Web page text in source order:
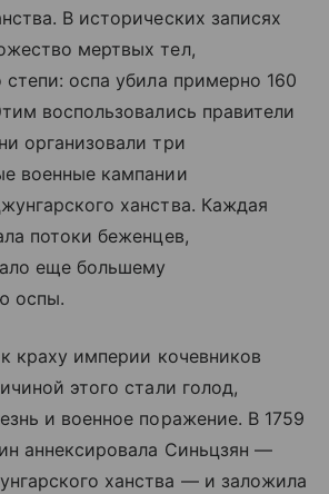
В исторических записях
мертвых тел,
оспа убила примерно 160
воспользовались правители
организовали три
военные кампании
ханства. Каждая
потоки беженцев,
еще большему
оспы.
краху империи кочевников
этого стали голод,
и военное поражение. В 1759
аннексировала Синьцзян —
ханства — и заложила